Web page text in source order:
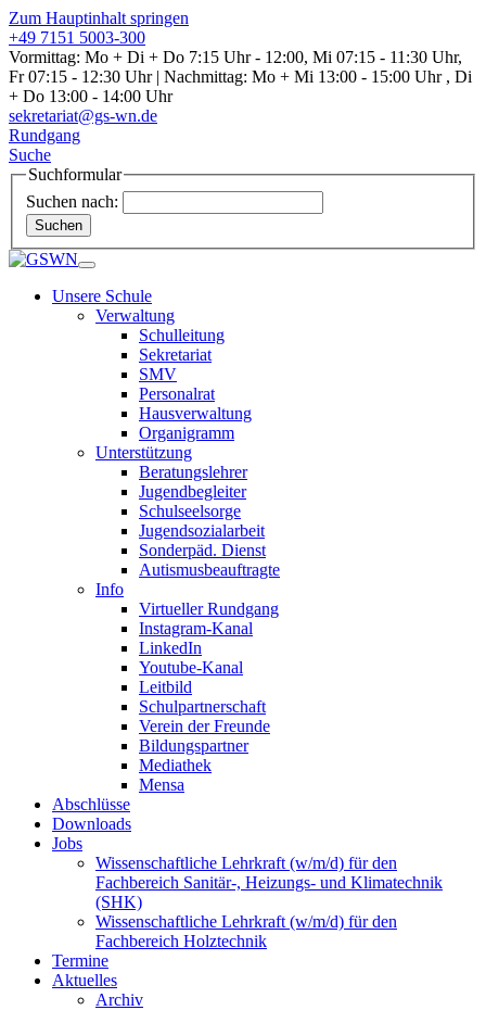
Zum Hauptinhalt springen
+49 7151 5003-300
Vormittag: Mo + Di + Do 7:15 Uhr - 12:00, Mi 07:15 - 11:30 Uhr,
Fr 07:15 - 12:30 Uhr | Nachmittag: Mo + Mi 13:00 - 15:00 Uhr , Di
+ Do 13:00 - 14:00 Uhr
sekretariat@gs-wn.de
Rundgang
Suche
Suchformular
Suchen nach:
Suchen
Unsere Schule
Verwaltung
Schulleitung
Sekretariat
SMV
Personalrat
Hausverwaltung
Organigramm
Unterstützung
Beratungslehrer
Jugendbegleiter
Schulseelsorge
Jugendsozialarbeit
Sonderpäd. Dienst
Autismusbeauftragte
Info
Virtueller Rundgang
Instagram-Kanal
LinkedIn
Youtube-Kanal
Leitbild
Schulpartnerschaft
Verein der Freunde
Bildungspartner
Mediathek
Mensa
Abschlüsse
Downloads
Jobs
Wissenschaftliche Lehrkraft (w/m/d) für den
Fachbereich Sanitär-, Heizungs- und Klimatechnik
(SHK)
Wissenschaftliche Lehrkraft (w/m/d) für den
Fachbereich Holztechnik
Termine
Aktuelles
Archiv